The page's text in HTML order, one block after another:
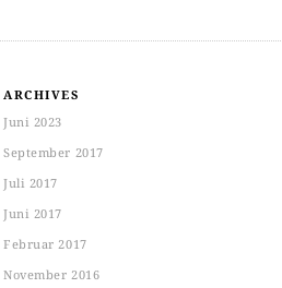
ARCHIVES
Juni 2023
September 2017
Juli 2017
Juni 2017
Februar 2017
November 2016